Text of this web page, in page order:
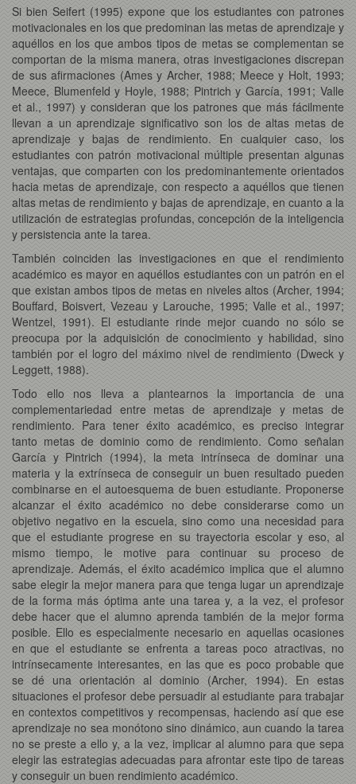
Si bien Seifert (1995) expone que los estudiantes con patrones
motivacionales en los que predominan las metas de aprendizaje y
aquéllos en los que ambos tipos de metas se complementan se
comportan de la misma manera, otras investigaciones discrepan
de sus afirmaciones (Ames y Archer, 1988; Meece y Holt, 1993;
Meece, Blumenfeld y Hoyle, 1988; Pintrich y García, 1991; Valle
et al., 1997) y consideran que los patrones que más fácilmente
llevan a un aprendizaje significativo son los de altas metas de
aprendizaje y bajas de rendimiento. En cualquier caso, los
estudiantes con patrón motivacional múltiple presentan algunas
ventajas, que comparten con los predominantemente orientados
hacia metas de aprendizaje, con respecto a aquéllos que tienen
altas metas de rendimiento y bajas de aprendizaje, en cuanto a la
utilización de estrategias profundas, concepción de la inteligencia
y persistencia ante la tarea.
También coinciden las investigaciones en que el rendimiento
académico es mayor en aquéllos estudiantes con un patrón en el
que existan ambos tipos de metas en niveles altos (Archer, 1994;
Bouffard, Boisvert, Vezeau y Larouche, 1995; Valle et al., 1997;
Wentzel, 1991). El estudiante rinde mejor cuando no sólo se
preocupa por la adquisición de conocimiento y habilidad, sino
también por el logro del máximo nivel de rendimiento (Dweck y
Leggett, 1988).
Todo ello nos lleva a plantearnos la importancia de una
complementariedad entre metas de aprendizaje y metas de
rendimiento. Para tener éxito académico, es preciso integrar
tanto metas de dominio como de rendimiento. Como señalan
García y Pintrich (1994), la meta intrínseca de dominar una
materia y la extrínseca de conseguir un buen resultado pueden
combinarse en el autoesquema de buen estudiante. Proponerse
alcanzar el éxito académico no debe considerarse como un
objetivo negativo en la escuela, sino como una necesidad para
que el estudiante progrese en su trayectoria escolar y eso, al
mismo tiempo, le motive para continuar su proceso de
aprendizaje. Además, el éxito académico implica que el alumno
sabe elegir la mejor manera para que tenga lugar un aprendizaje
de la forma más óptima ante una tarea y, a la vez, el profesor
debe hacer que el alumno aprenda también de la mejor forma
posible. Ello es especialmente necesario en aquellas ocasiones
en que el estudiante se enfrenta a tareas poco atractivas, no
intrínsecamente interesantes, en las que es poco probable que
se dé una orientación al dominio (Archer, 1994). En estas
situaciones el profesor debe persuadir al estudiante para trabajar
en contextos competitivos y recompensas, haciendo así que ese
aprendizaje no sea monótono sino dinámico, aun cuando la tarea
no se preste a ello y, a la vez, implicar al alumno para que sepa
elegir las estrategias adecuadas para afrontar este tipo de tareas
y conseguir un buen rendimiento académico.